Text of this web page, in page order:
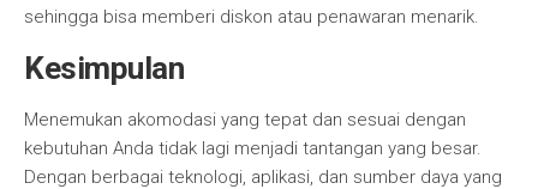
sehingga bisa memberi diskon atau penawaran menarik.
Kesimpulan
Menemukan akomodasi yang tepat dan sesuai dengan
kebutuhan Anda tidak lagi menjadi tantangan yang besar.
Dengan berbagai teknologi, aplikasi, dan sumber daya yang